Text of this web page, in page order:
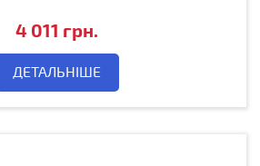
4 011 грн.
ДЕТАЛЬНІШЕ